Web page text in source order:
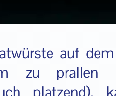
auf
zu prallen
platzend),